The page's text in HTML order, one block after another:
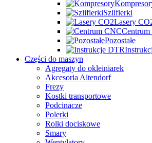
Szlifierki
Lasery
Pozostałe
Części do maszyn
Agregaty do okleiniarek
Akcesoria Altendorf
Frezy
Kostki transportowe
Podcinacze
Polerki
Rolki dociskowe
Smary